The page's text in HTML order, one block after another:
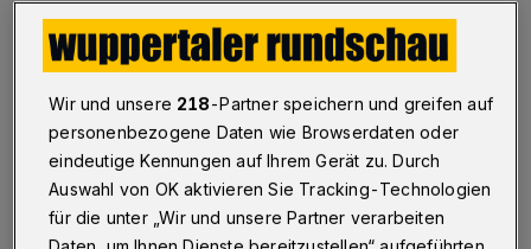
Wuppertal·Wir leben in einer Zeit voller
Verschwörungstheorien. Manche sind lustig, einige
peinlich, viele abstrus und unglaublich. Eines haben sie
18.08.2016 , 13:54 Uhr Eine Minute Lesezeit
Wir und unsere 218-Partner speichern und greifen auf
personenbezogene Daten wie Browserdaten oder
eindeutige Kennungen auf Ihrem Gerät zu. Durch
Auswahl von OK aktivieren Sie Tracking-Technologien
für die unter „Wir und unsere Partner verarbeiten